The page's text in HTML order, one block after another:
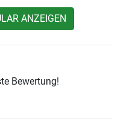
ANZEIGEN
Bewertung!